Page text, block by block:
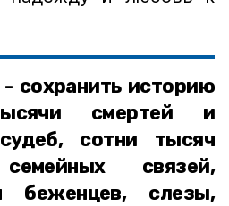
сохранить историю
смертей и
сотни тысяч
связей,
беженцев, слезы,